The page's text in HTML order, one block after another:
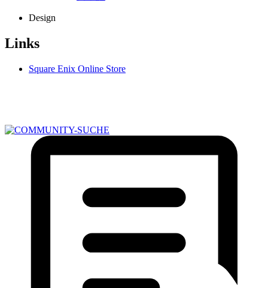
Design
Links
Square Enix Online Store